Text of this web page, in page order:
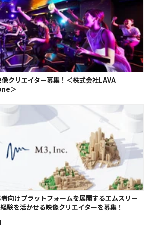
クリエイター募集！＜株式会社LAVA
＞
向けプラットフォームを展開するエムスリー
験を活かせる映像クリエイターを募集！